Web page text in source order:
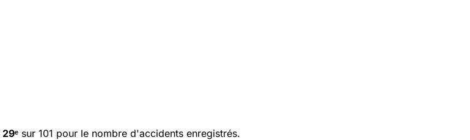
29ᵉ sur 101 pour le nombre d'accidents enregistrés.